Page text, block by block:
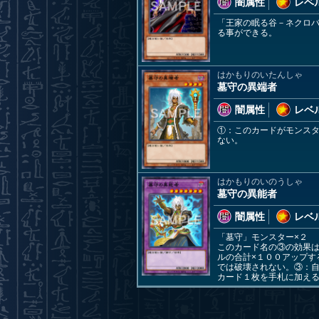
闇属性 レベ
「王家の眠る谷－ネクロ
る事ができる。
はかもりのいたんしゃ
墓守の異端者
闇属性
レベ
①：このカードがモンス
ない。
はかもりのいのうしゃ
墓守の異能者
闇属性
レベ
「墓守」モンスター×２
このカード名の③の効果
ルの合計×１００アップ
では破壊されない。③：
カード１枚を手札に加え